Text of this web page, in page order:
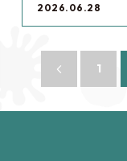
2026.06.28
1